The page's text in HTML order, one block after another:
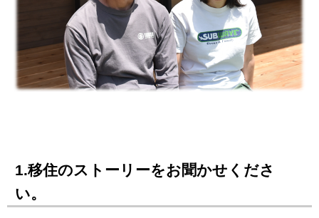
1.移住のストーリーをお聞かせくださ
い。